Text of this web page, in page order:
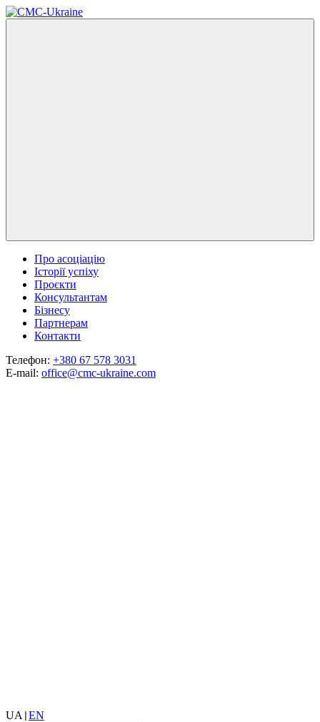
Про асоціацію
Історії успіху
Проєкти
Консультантам
Бізнесу
Партнерам
Контакти
Телефон: +380 67 578 3031
E-mail: office@cmc-ukraine.com
UA EN